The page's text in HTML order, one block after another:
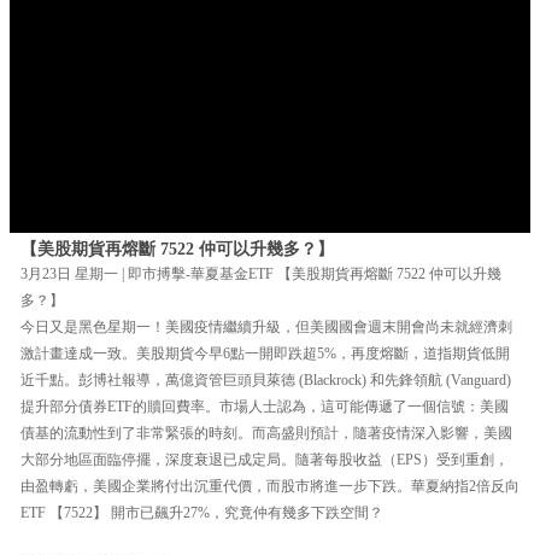
【美股期貨再熔斷 7522 仲可以升幾多？】
3月23日 星期一 | 即市搏擊-華夏基金ETF 【美股期貨再熔斷 7522 仲可以升幾
多？】
今日又是黑色星期一！美國疫情繼續升級，但美國國會週末開會尚未就經濟刺
激計畫達成一致。美股期貨今早6點一開即跌超5%，再度熔斷，道指期貨低開
近千點。彭博社報導，萬億資管巨頭貝萊德 (Blackrock) 和先鋒領航 (Vanguard)
提升部分債券ETF的贖回費率。市場人士認為，這可能傳遞了一個信號：美國
債基的流動性到了非常緊張的時刻。而高盛則預計，隨著疫情深入影響，美國
大部分地區面臨停擺，深度衰退已成定局。隨著每股收益（EPS）受到重創，
由盈轉虧，美國企業將付出沉重代價，而股市將進一步下跌。華夏納指2倍反向
ETF 【7522】 開市已飆升27%，究竟仲有幾多下跌空間？